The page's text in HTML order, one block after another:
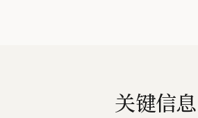
关键信息